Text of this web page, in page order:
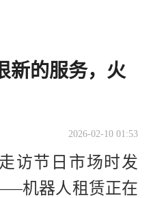
新的服务，火
2026-02-10 01:53
访节日市场时发
机器人租赁正在